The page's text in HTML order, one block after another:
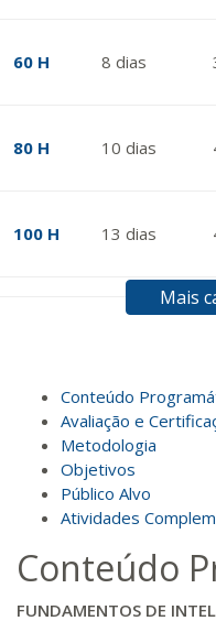
60 H 8 dias
80 H 10 dias
100 H 13 dias
dias
140 H 18dias
160 H 20dias
180 H 23dias
Mais
Conteúdo
Avaliação e
Metodologia
Objetivos
Público Alvo
Atividades
Conteúdo
FUNDAMENTOS DE